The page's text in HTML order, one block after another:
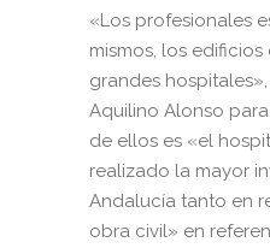
«Los profesionales
mismos, los
grandes
Aquilino Alonso
de ellos es «el
realizado la mayor
Andalucía tanto en
obra civil» en